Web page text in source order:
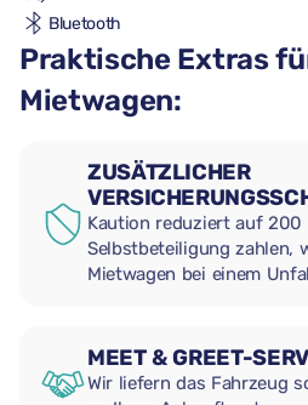
Bluetooth
Praktische Extras
Mietwagen:
ZUSÄTZLICHER
Kaution reduziert auf
Selbstbeteiligung zahlen,
Mietwagen bei einem
MEET & GREET-
Wir liefern das Fahrzeug